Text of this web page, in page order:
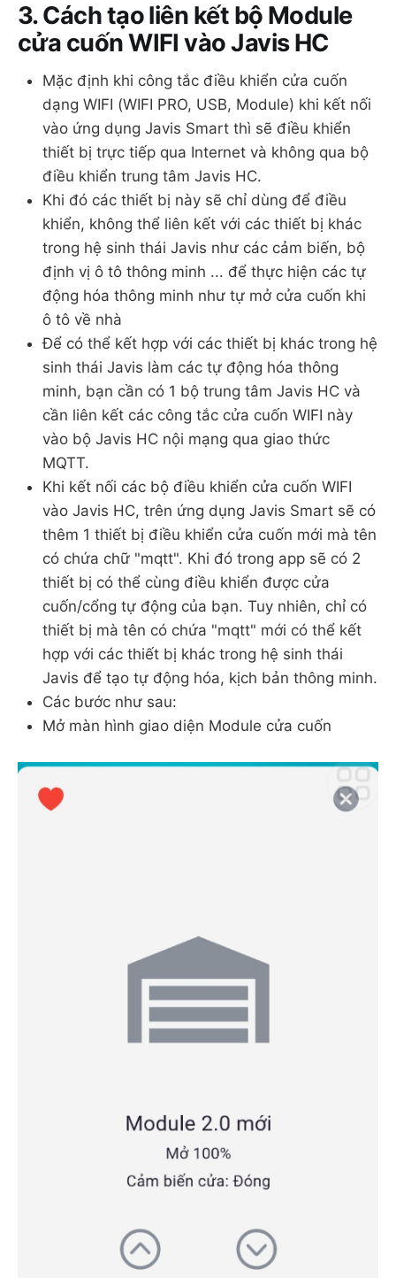
3. Cách tạo liên kết bộ Module
cửa cuốn WIFI vào Javis HC
Mặc định khi công tắc điều khiển cửa cuốn
dạng WIFI (WIFI PRO, USB, Module) khi kết nối
vào ứng dụng Javis Smart thì sẽ điều khiển
thiết bị trực tiếp qua Internet và không qua bộ
điều khiển trung tâm Javis HC.
Khi đó các thiết bị này sẽ chỉ dùng để điều
khiển, không thể liên kết với các thiết bị khác
trong hệ sinh thái Javis như các cảm biến, bộ
định vị ô tô thông minh ... để thực hiện các tự
động hóa thông minh như tự mở cửa cuốn khi
ô tô về nhà
Để có thể kết hợp với các thiết bị khác trong hệ
sinh thái Javis làm các tự động hóa thông
minh, bạn cần có 1 bộ trung tâm Javis HC và
cần liên kết các công tắc cửa cuốn WIFI này
vào bộ Javis HC nội mạng qua giao thức
MQTT.
Khi kết nối các bộ điều khiển cửa cuốn WIFI
vào Javis HC, trên ứng dụng Javis Smart sẽ có
thêm 1 thiết bị điều khiển cửa cuốn mới mà tên
có chứa chữ "mqtt". Khi đó trong app sẽ có 2
thiết bị có thể cùng điều khiển được cửa
cuốn/cổng tự động của bạn. Tuy nhiên, chỉ có
thiết bị mà tên có chứa "mqtt" mới có thể kết
hợp với các thiết bị khác trong hệ sinh thái
Javis để tạo tự động hóa, kịch bản thông minh.
Các bước như sau:
Mở màn hình giao diện Module cửa cuốn